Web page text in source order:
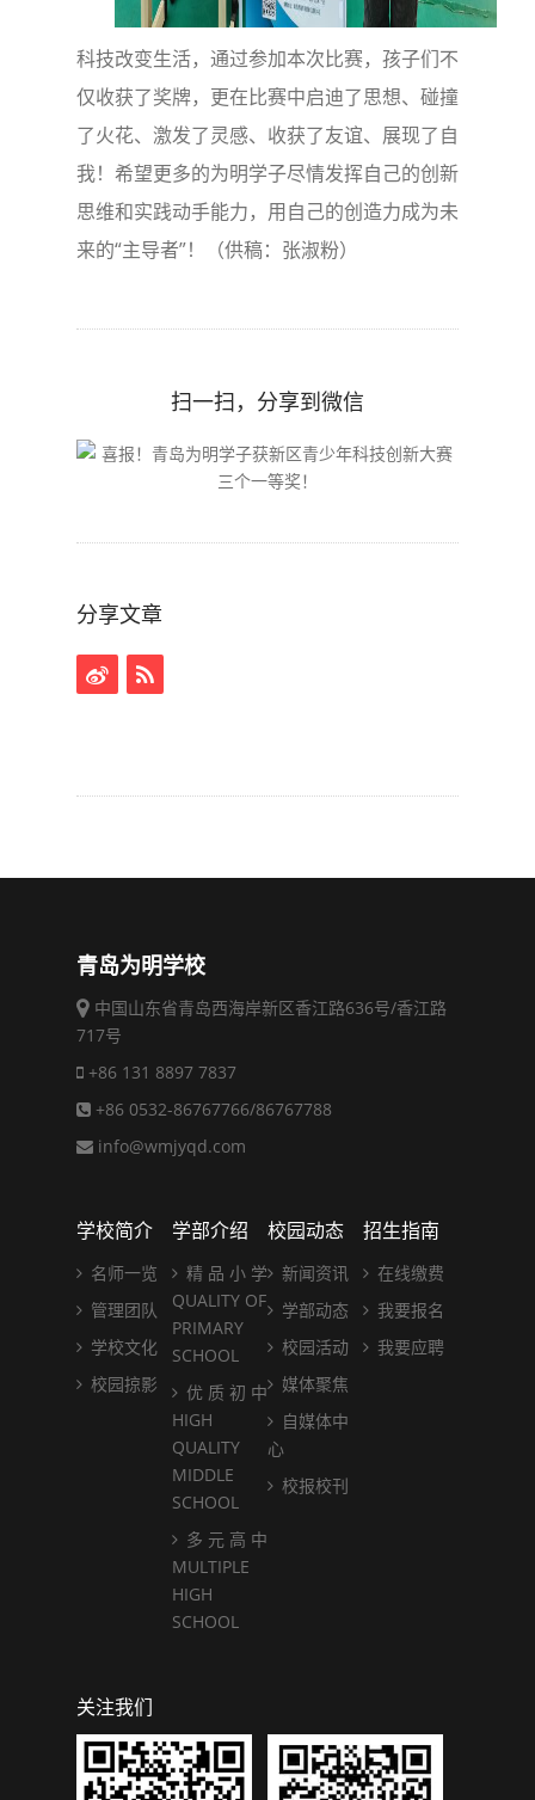
科技改变生活，通过参加本次比赛，孩子们不
仅收获了奖牌，更在比赛中启迪了思想、碰撞
了火花、激发了灵感、收获了友谊、展现了自
我！希望更多的为明学子尽情发挥自己的创新
思维和实践动手能力，用自己的创造力成为未
来的“主导者”！（供稿：张淑粉）
扫一扫，分享到微信
分享文章
青岛为明学校
中国山东省青岛西海岸新区香江路636号/香江路
717号
+86 131 8897 7837
+86 0532-86767766/86767788
info@wmjyqd.com
学校简介
名师一览
管理团队
学校文化
校园掠影
学部介绍
精 品 小 学
QUALITY OF
PRIMARY
SCHOOL
优 质 初 中
HIGH
QUALITY
MIDDLE
SCHOOL
多 元 高 中
MULTIPLE
HIGH
SCHOOL
校园动态
新闻资讯
学部动态
校园活动
媒体聚焦
自媒体中
心
校报校刊
招生指南
在线缴费
我要报名
我要应聘
关注我们